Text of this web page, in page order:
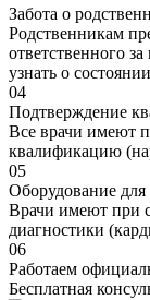
Забота о
Родственникам
ответственного
узнать о
04
Подтверждение
Все врачи имеют
квалификацию
05
Оборудование для
Врачи имеют при
диагностики
06
Работаем
Бесплатная